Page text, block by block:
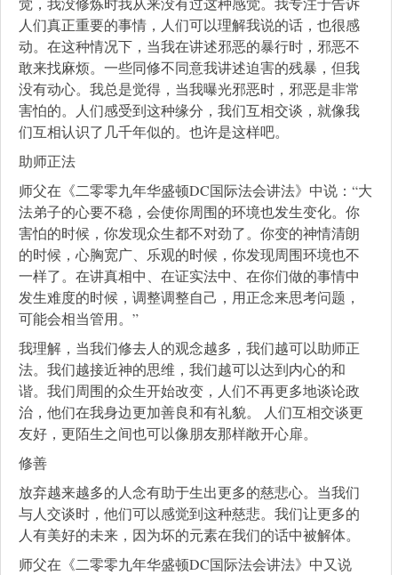
人们真正重要的事情，人们可以理解我说的话，也很感
动。在这种情况下，当我在讲述邪恶的暴行时，邪恶不
敢来找麻烦。一些同修不同意我讲述迫害的残暴，但我
没有动心。我总是觉得，当我曝光邪恶时，邪恶是非常
害怕的。人们感受到这种缘分，我们互相交谈，就像我
们互相认识了几千年似的。也许是这样吧。
助师正法
师父在《二零零九年华盛顿DC国际法会讲法》中说：“大
法弟子的心要不稳，会使你周围的环境也发生变化。你
害怕的时候，你发现众生都不对劲了。你变的神情清朗
的时候，心胸宽广、乐观的时候，你发现周围环境也不
一样了。在讲真相中、在证实法中、在你们做的事情中
发生难度的时候，调整调整自己，用正念来思考问题，
可能会相当管用。”
我理解，当我们修去人的观念越多，我们越可以助师正
法。我们越接近神的思维，我们越可以达到内心的和
谐。我们周围的众生开始改变，人们不再更多地谈论政
治，他们在我身边更加善良和有礼貌。 人们互相交谈更
友好，更陌生之间也可以像朋友那样敞开心扉。
修善
放弃越来越多的人念有助于生出更多的慈悲心。当我们
与人交谈时，他们可以感觉到这种慈悲。我们让更多的
人有美好的未来，因为坏的元素在我们的话中被解体。
师父在《二零零九年华盛顿DC国际法会讲法》中又说